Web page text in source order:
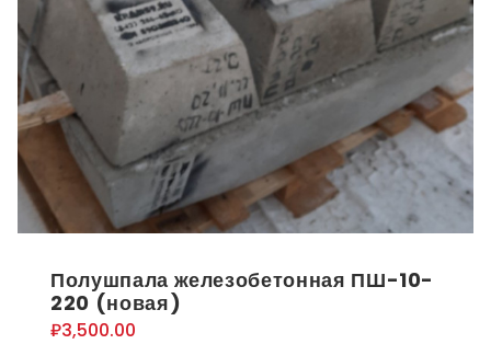
Полушпала железобетонная ПШ-10-
220 (новая)
₽3,500.00